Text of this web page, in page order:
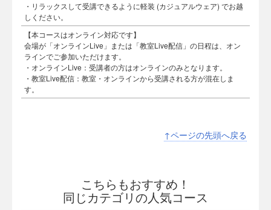
・リラックスして受講できるように軽装 (カジュアルウェア) でお越
しください。
【本コースはオンライン対応です】
会場が「オンラインLive」または「教室Live配信」の日程は、オン
ラインでご参加いただけます。
・オンラインLive：受講者の方はオンラインのみとなります。
・教室Live配信：教室・オンラインから受講される方が混在しま
す。
↑ページの先頭へ戻る
こちらもおすすめ！
同じカテゴリの人気コース